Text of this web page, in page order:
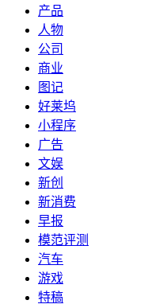
产品
人物
公司
商业
图记
好莱坞
小程序
广告
文娱
新创
新消费
早报
模范评测
汽车
游戏
特稿